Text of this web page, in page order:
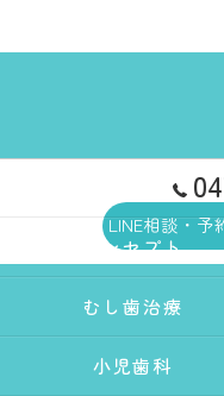
LINE相談・予
コンセプト
むし歯治療
小児歯科